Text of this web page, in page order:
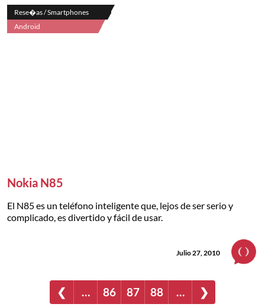
Rese�as / Smartphones
Android
Nokia N85
El N85 es un teléfono inteligente que, lejos de ser serio y
complicado, es divertido y fácil de usar.
Julio 27, 2010
❮ … 86 87 88 … ❯